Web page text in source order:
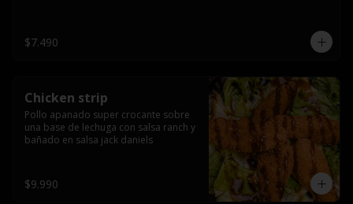
$7.490
Chicken strip
Pollo apanado super crocante sobre
una base de lechuga con salsa ranch y
bañado en salsa jack daniels
$9.990